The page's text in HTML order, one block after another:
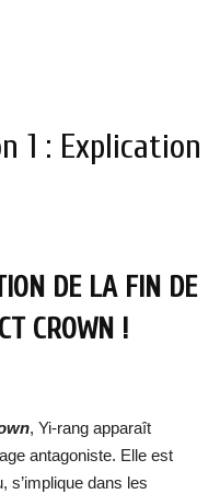
1 : Explication
DE LA FIN DE
CROWN !
, Yi-rang apparaît
antagoniste. Elle est
s’implique dans les